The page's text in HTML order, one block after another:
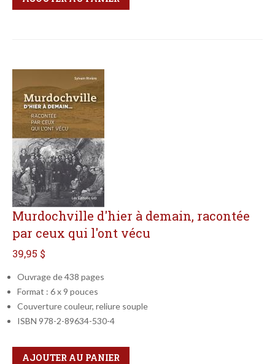
Murdochville d'hier à demain, racontée
par ceux qui l'ont vécu
39,95 $
Ouvrage de 438 pages
Format : 6 x 9 pouces
Couverture couleur, reliure souple
ISBN 978-2-89634-530-4
Qté
Format
AJOUTER AU PANIER